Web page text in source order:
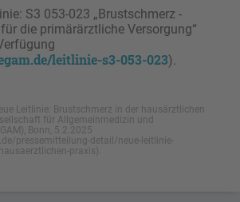
S3 053-023 „Brustschmerz -
die primärärztliche Versorgung“
leitlinie-s3-053-023).
Leitlinie: Brustschmerz in der hausärztlichen
für Allgemeinmedizin und
Bonn, 5.2.2025
pressemitteilung-detail/neue-leitlinie-
praxis).